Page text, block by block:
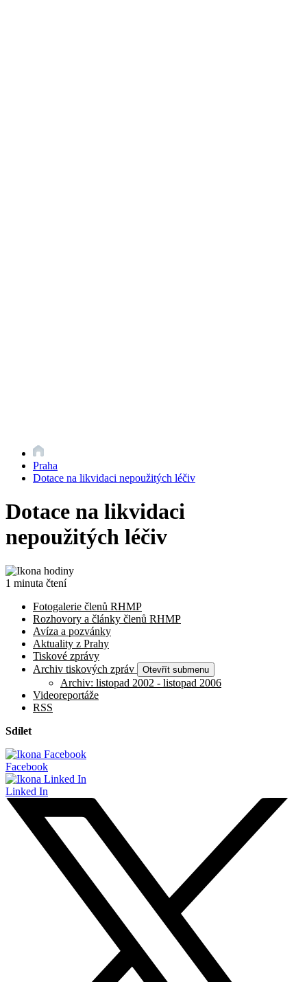
Praha
Dotace na likvidaci nepoužitých léčiv
Dotace na likvidaci
nepoužitých léčiv
1 minuta čtení
Fotogalerie členů RHMP
Rozhovory a články členů RHMP
Avíza a pozvánky
Aktuality z Prahy
Tiskové zprávy
Archiv tiskových zpráv
Otevřít submenu
Archiv: listopad 2002 - listopad 2006
Videoreportáže
RSS
Sdílet
Facebook
Linked In